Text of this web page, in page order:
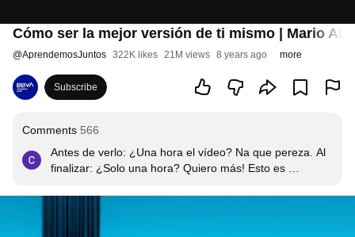
Cómo ser la mejor versión de ti mismo | Mario
@AprendemosJuntos 322K likes 21M views 8 years ago more
Subscribe
Comments 566
Antes de verlo: ¿Una hora el vídeo? Na que pereza. Al
finalizar: ¿Solo una hora? Quiero más! Esto es